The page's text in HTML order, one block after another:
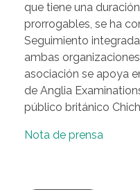
que tiene una
prorrogables, se ha
Seguimiento
ambas
asociación se apoya
de Anglia
público británico
Nota de prensa